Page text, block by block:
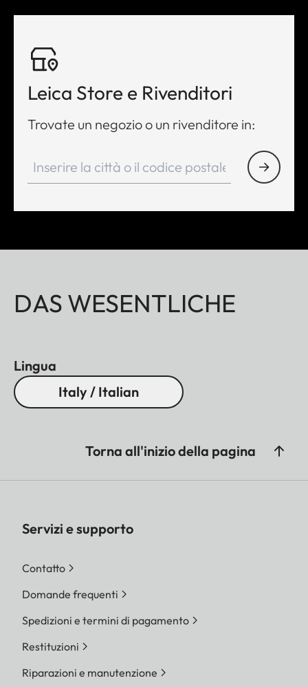
Leica Store e Rivenditori
Trovate un negozio o un rivenditore in:
DAS WESENTLICHE
Lingua
Italy / Italian
Torna all'inizio della pagina
Servizi e supporto
Contatto
Domande frequenti
Spedizioni e termini di pagamento
Restituzioni
Riparazioni e manutenzione